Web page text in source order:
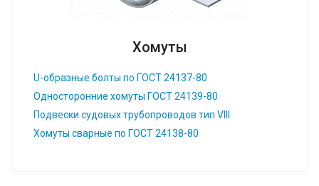
Хомуты
U-образные болты по ГОСТ 24137-80
Односторонние хомуты ГОСТ 24139-80
Подвески судовых трубопроводов тип VIII
Хомуты сварные по ГОСТ 24138-80